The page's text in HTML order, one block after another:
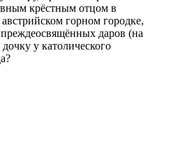
крёстным отцом в
горном городке,
даров (на
у католического